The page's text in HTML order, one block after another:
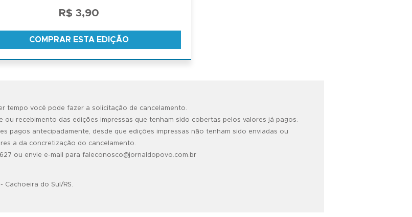
R$ 3,90
COMPRAR ESTA EDIÇÃO
tempo você pode fazer a solicitação de cancelamento.
recebimento das edições impressas que tenham sido cobertas pelos valores já pagos.
pagos antecipadamente, desde que edições impressas não tenham sido enviadas ou
a da concretização do cancelamento.
ou envie e-mail para faleconosco@jornaldopovo.com.br
Cachoeira do Sul/RS.